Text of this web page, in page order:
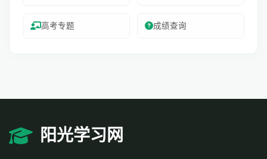
高考专题 成绩查询
阳光学习网